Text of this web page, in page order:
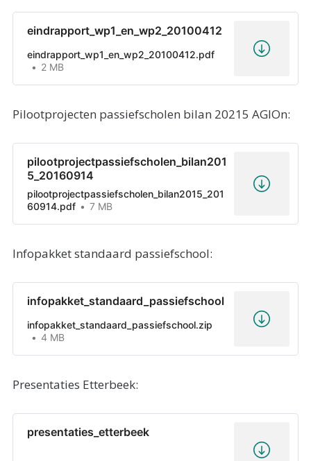
eindrapport_wp1_en_wp2_20100412
eindrapport_wp1_en_wp2_20100412.pdf
2 MB
Pilootprojecten passiefscholen bilan 20215 AGIOn:
pilootprojectpassiefscholen_bilan201
5_20160914
pilootprojectpassiefscholen_bilan2015_201
60914.pdf
7 MB
Infopakket standaard passiefschool:
infopakket_standaard_passiefschool
infopakket_standaard_passiefschool.zip
4 MB
Presentaties Etterbeek:
presentaties_etterbeek